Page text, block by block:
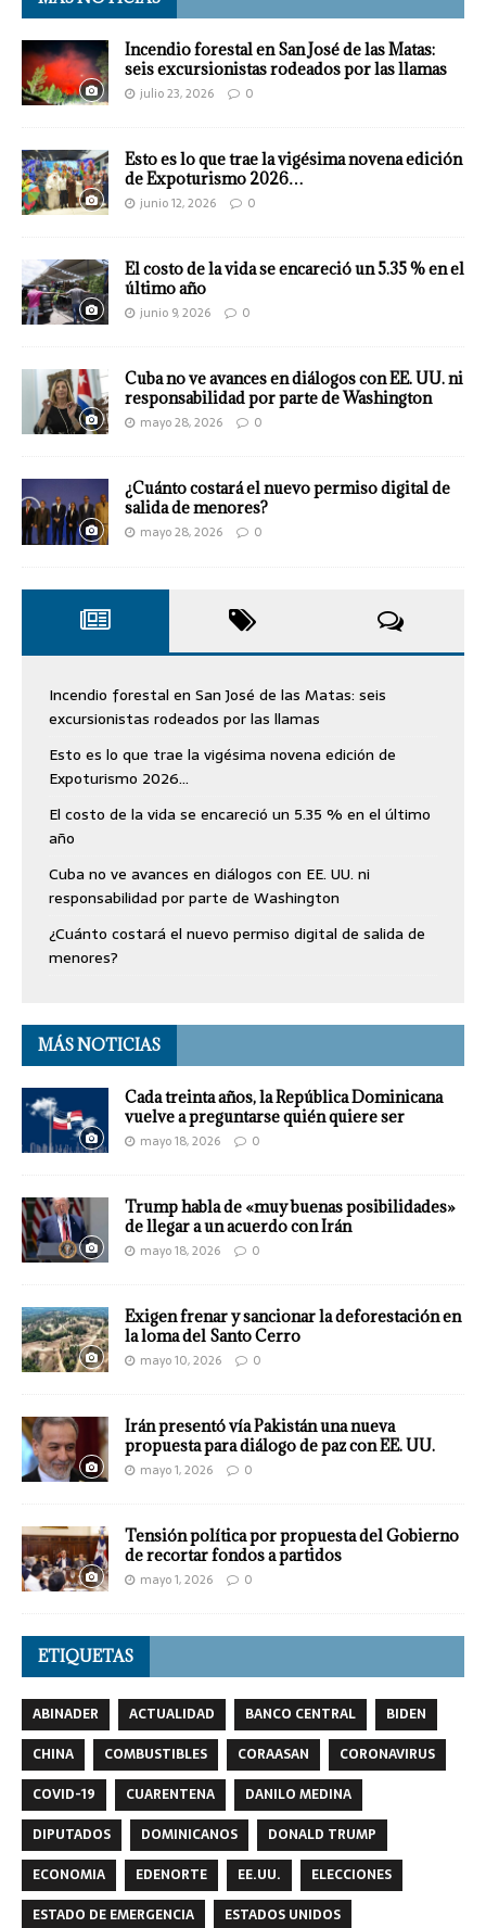
Incendio forestal en San José de las Matas:
seis excursionistas rodeados por las llamas
julio 23, 2026 0
Esto es lo que trae la vigésima novena edición
de Expoturismo 2026…
junio 12, 2026 0
El costo de la vida se encareció un 5.35 % en el
último año
junio 9, 2026 0
Cuba no ve avances en diálogos con EE. UU. ni
responsabilidad por parte de Washington
mayo 28, 2026 0
¿Cuánto costará el nuevo permiso digital de
salida de menores?
mayo 28, 2026 0
Incendio forestal en San José de las Matas: seis
excursionistas rodeados por las llamas
Esto es lo que trae la vigésima novena edición de
Expoturismo 2026…
El costo de la vida se encareció un 5.35 % en el último
año
Cuba no ve avances en diálogos con EE. UU. ni
responsabilidad por parte de Washington
¿Cuánto costará el nuevo permiso digital de salida de
menores?
MÁS NOTICIAS
Cada treinta años, la República Dominicana
vuelve a preguntarse quién quiere ser
mayo 18, 2026 0
Trump habla de «muy buenas posibilidades»
de llegar a un acuerdo con Irán
mayo 18, 2026 0
Exigen frenar y sancionar la deforestación en
la loma del Santo Cerro
mayo 10, 2026 0
Irán presentó vía Pakistán una nueva
propuesta para diálogo de paz con EE. UU.
mayo 1, 2026 0
Tensión política por propuesta del Gobierno
de recortar fondos a partidos
mayo 1, 2026 0
ETIQUETAS
ABINADER ACTUALIDAD BANCO CENTRAL
BIDEN
CHINA
COMBUSTIBLES CORAASAN
CORONAVIRUS
COVID-19
CUARENTENA
DANILO MEDINA
DIPUTADOS
DOMINICANOS
DONALD TRUMP
ECONOMIA
EDENORTE EE.UU.
ELECCIONES
ESTADO DE EMERGENCIA
ESTADOS UNIDOS